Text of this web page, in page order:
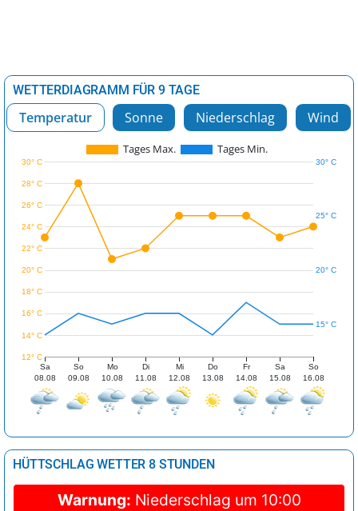
WETTERDIAGRAMM FÜR 9 TAGE
Temperatur Sonne Niederschlag Wind
Tages Max. Tages Min.
Sa
08.08
So
09.08
Mo
10.08
Di
11.08
Mi
12.08
Do
13.08
Fr
14.08
Sa
15.08
So
16.08
12° C
14° C
16° C
18° C
20° C
22° C
24° C
26° C
28° C
30° C
15° C
20° C
25° C
30° C
HÜTTSCHLAG WETTER 8 STUNDEN
Warnung: Niederschlag um 10:00